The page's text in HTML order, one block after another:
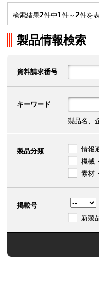
検索結果2件中1件～2件を
製品情報検索
資料請求番号
キーワード
製品名、
製品分類 情報
機械
素材
掲載号
新製